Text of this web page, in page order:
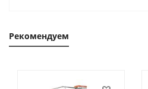
Рекомендуем